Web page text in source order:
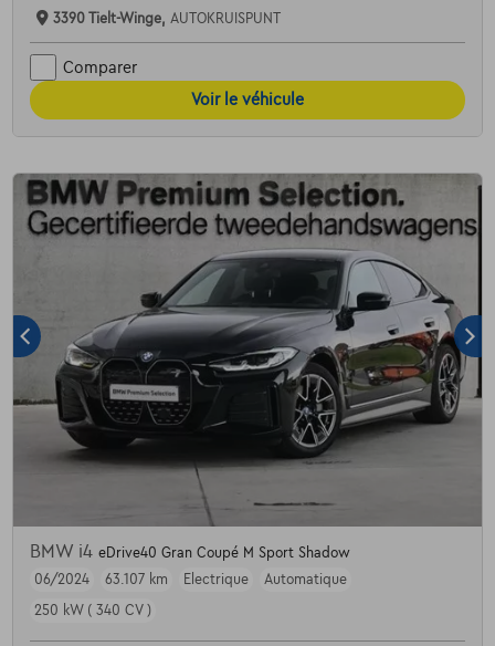
3390 Tielt-Winge, AUTOKRUISPUNT
Comparer
Voir le véhicule
BMW i4 eDrive40 Gran Coupé M Sport Shadow
06/2024
63.107 km Electrique
Automatique
250 kW ( 340 CV )